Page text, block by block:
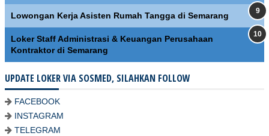
Lowongan Kerja Asisten Rumah Tangga di Semarang
Loker Staff Administrasi & Keuangan Perusahaan
Kontraktor di Semarang
UPDATE LOKER VIA SOSMED, SILAHKAN FOLLOW
FACEBOOK
INSTAGRAM
TELEGRAM